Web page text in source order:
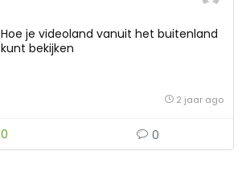
Hoe je videoland vanuit het buitenland
kunt bekijken
2 jaar ago
0 0